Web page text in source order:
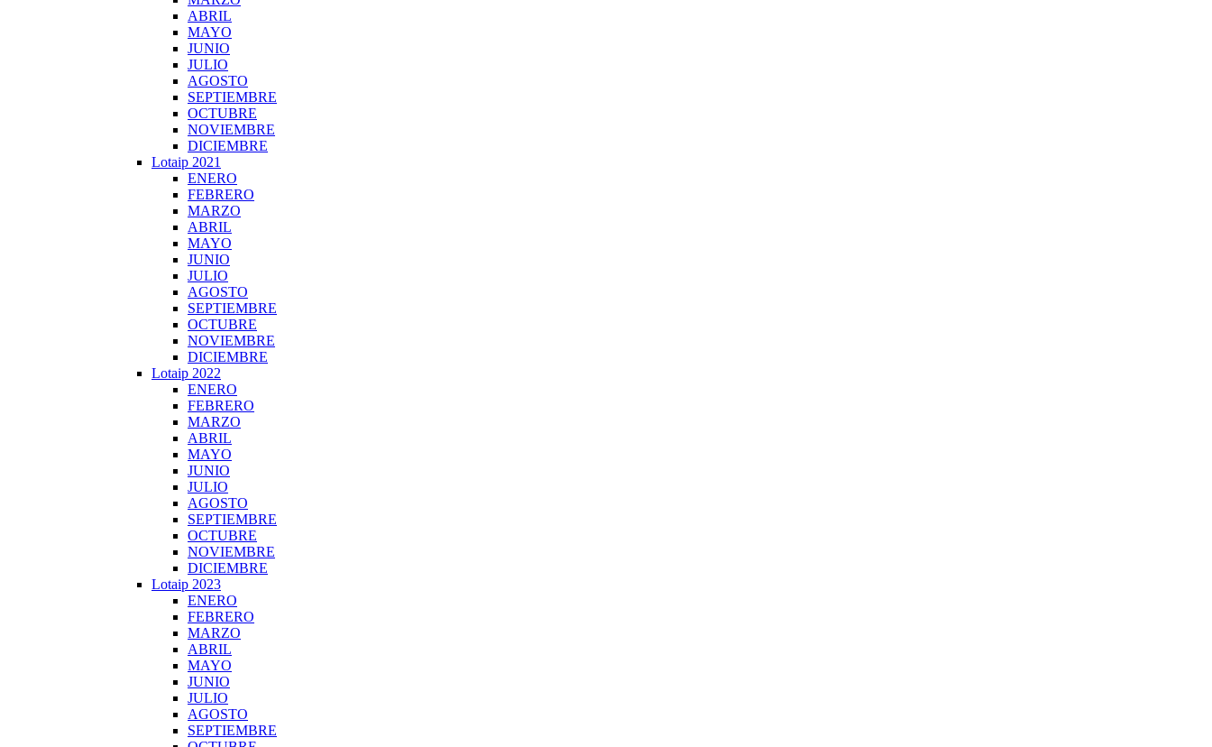
ABRIL
MAYO
JUNIO
JULIO
AGOSTO
SEPTIEMBRE
OCTUBRE
NOVIEMBRE
DICIEMBRE
Lotaip 2021
ENERO
FEBRERO
MARZO
ABRIL
MAYO
JUNIO
JULIO
AGOSTO
SEPTIEMBRE
OCTUBRE
NOVIEMBRE
DICIEMBRE
Lotaip 2022
ENERO
FEBRERO
MARZO
ABRIL
MAYO
JUNIO
JULIO
AGOSTO
SEPTIEMBRE
OCTUBRE
NOVIEMBRE
DICIEMBRE
Lotaip 2023
ENERO
FEBRERO
MARZO
ABRIL
MAYO
JUNIO
JULIO
AGOSTO
SEPTIEMBRE